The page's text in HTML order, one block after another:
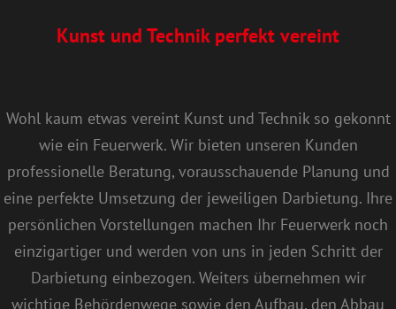
Kunst und Technik perfekt vereint
Wohl kaum etwas vereint Kunst und Technik so gekonnt
wie ein Feuerwerk. Wir bieten unseren Kunden
professionelle Beratung, vorausschauende Planung und
eine perfekte Umsetzung der jeweiligen Darbietung. Ihre
persönlichen Vorstellungen machen Ihr Feuerwerk noch
einzigartiger und werden von uns in jeden Schritt der
Darbietung einbezogen. Weiters übernehmen wir
wichtige Behördenwege sowie den Aufbau, den Abbau